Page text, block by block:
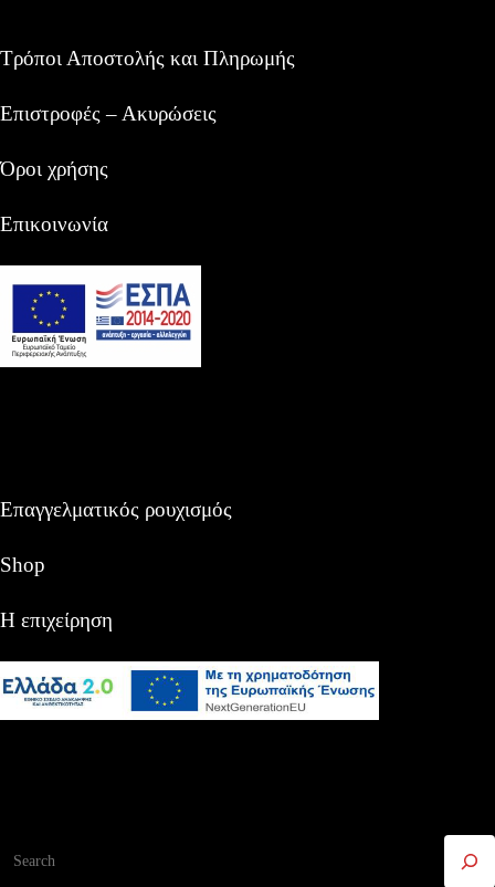
Τρόποι Αποστολής και Πληρωμής
Επιστροφές – Ακυρώσεις
Όροι χρήσης
Επικοινωνία
Επαγγελματικός ρουχισμός
Shop
Η επιχείρηση